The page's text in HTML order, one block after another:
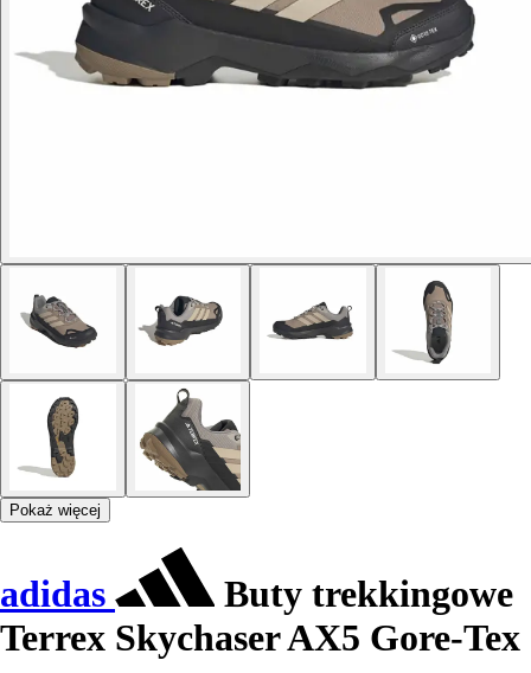
Pokaż więcej
adidas
Buty trekkingowe
Terrex Skychaser AX5 Gore-Tex